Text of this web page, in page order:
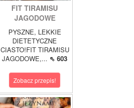
FIT TIRAMISU
JAGODOWE
PYSZNE, LEKKIE
DIETETYCZNE
CIASTO!FIT TIRAMISU
JAGODOWE,... ⇖ 603
Zobacz przepis!